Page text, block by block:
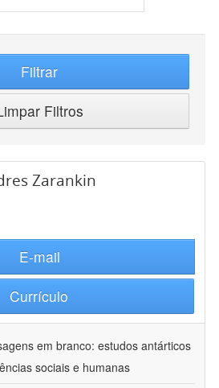
Filtrar
Filtros
Zarankin
E-mail
Currículo
em branco: estudos antárticos
sociais e humanas